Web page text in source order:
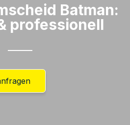
Batman:
professionell​